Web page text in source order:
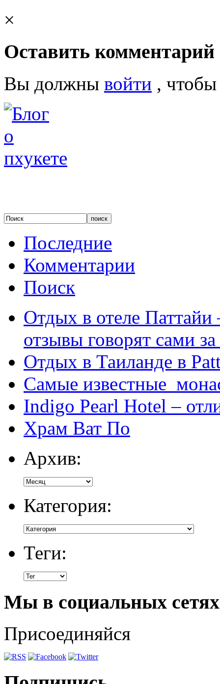
×
Оставить комментарий
Вы должны войти ,
Последние
Комментарии
Поиск
Отдых в отеле
отзывы говорят сами за
Отдых в Таиланде в
Самые известные
Indigo Pearl Hotel –
Храм Ват По
Архив:
Категория:
Теги:
Мы в социальных сетях
Присоединяйся